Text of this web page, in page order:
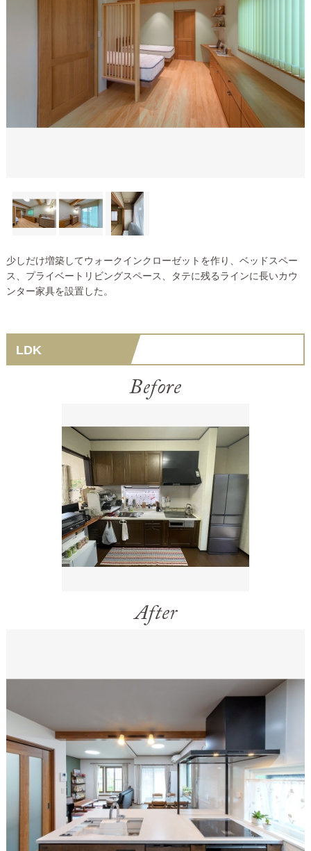
少しだけ増築してウォークインクローゼットを作り、ベッドスペー
ス、プライベートリビングスペース、タテに残るラインに長いカウ
ンター家具を設置した。
LDK